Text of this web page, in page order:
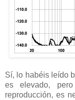
Sí, lo habéis leído
es elevado,
reproducción, es